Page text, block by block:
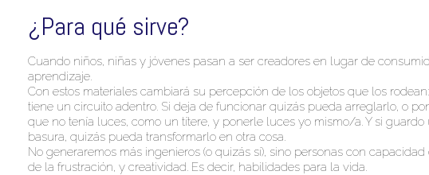
¿Para qué sirve?
Cuando niños, niñas y jóvenes pasan a ser creadores en lugar de
aprendizaje.
Con estos materiales cambiará su percepción de los objetos que los
tiene un circuito adentro. Si deja de funcionar quizás pueda arreglarlo, o
que no tenía luces, como un títere, y ponerle luces yo mismo/a. Y si
basura, quizás pueda transformarlo en otra cosa.
No generaremos más ingenieros (o quizás sí), sino personas con
de la frustración, y creatividad. Es decir, habilidades para la vida.